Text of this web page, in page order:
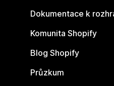
Dokumentace k
Komunita Shopify
Blog Shopify
Průzkum